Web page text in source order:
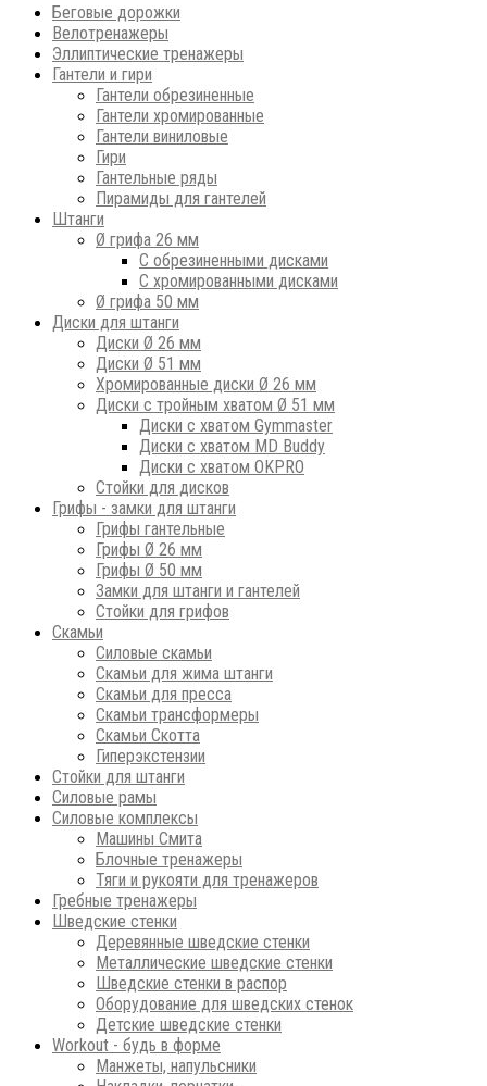
Беговые дорожки
Велотренажеры
Эллиптические тренажеры
Гантели и гири
Гантели обрезиненные
Гантели хромированные
Гантели виниловые
Гири
Гантельные ряды
Пирамиды для гантелей
Штанги
Ø грифа 26 мм
С обрезиненными дисками
С хромированными дисками
Ø грифа 50 мм
Диски для штанги
Диски Ø 26 мм
Диски Ø 51 мм
Хромированные диски Ø 26 мм
Диски с тройным хватом Ø 51 мм
Диски с хватом Gymmaster
Диски с хватом MD Buddy
Диски с хватом OKPRO
Стойки для дисков
Грифы - замки для штанги
Грифы гантельные
Грифы Ø 26 мм
Грифы Ø 50 мм
Замки для штанги и гантелей
Стойки для грифов
Скамьи
Силовые скамьи
Скамьи для жима штанги
Скамьи для пресса
Скамьи трансформеры
Скамьи Скотта
Гиперэкстензии
Стойки для штанги
Силовые рамы
Силовые комплексы
Машины Смита
Блочные тренажеры
Тяги и рукояти для тренажеров
Гребные тренажеры
Шведские стенки
Деревянные шведские стенки
Металлические шведские стенки
Шведские стенки в распор
Оборудование для шведских стенок
Детские шведские стенки
Workout - будь в форме
Манжеты, напульсники